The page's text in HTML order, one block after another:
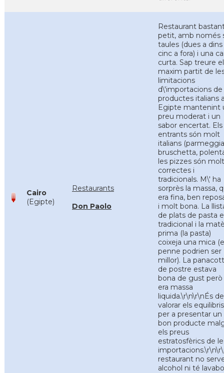
Cairo
(Egipte)
Restaurants
Don Paolo
Restaurant
petit, amb només
taules (dues a dins
cinc a fora) i una
curta. Sap treure el
maxim partit de
limitacions
d\'importacions de
productes italians
Egipte mantenint
preu moderat i un
sabor encertat. Els
entrants són molt
italians
bruschetta,
les pizzes són molt
correctes i
tradicionals. M\' ha
sorprès la massa,
era fina, ben
i molt bona. La
de plats de pasta
tradicional i la
prima (la pasta)
coixeja una mica
penne podrien ser
millor). La
de postre estava
bona de gust però
era massa
liquida.\r\n\r\nÉs de
valorar els equilibris
per a presentar un
bon producte
els preus
estratosfèrics de
restaurant no
alcohol ni té